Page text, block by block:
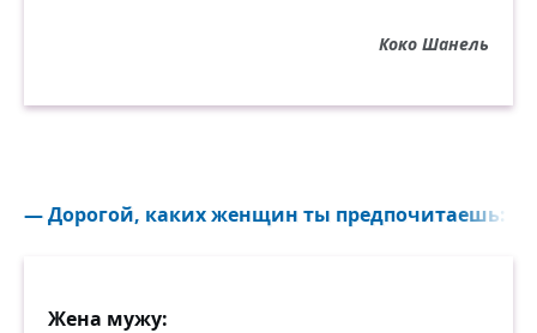
Коко Шанель
— Дорогой, каких женщин ты предпочитаешь:
Жена мужу: